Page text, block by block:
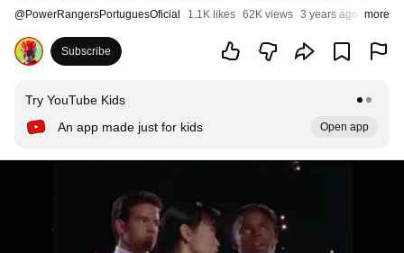
@PowerRangersPortuguesOficial 1.1K likes 62K views 3 years ago more
Subscribe
Try YouTube Kids
An app made just for kids
Open app